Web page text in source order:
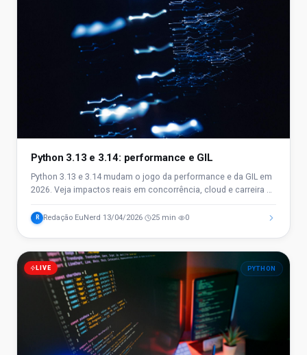
Python 3.13 e 3.14: performance e GIL
Python 3.13 e 3.14 mudam o jogo da performance e da GIL em
2026. Veja impactos reais em concorrência, cloud e carreira de
R Redação EuNerd 13/04/2026 25 min 0
LIVE PYTHON